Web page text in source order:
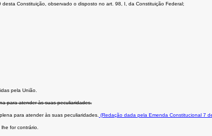
Constituição, observado o disposto no art. 98, I, da Constituição Federal;
pela União.
para atender às suas peculiaridades.
para atender às suas peculiaridades. (Redação dada pela Emenda Constitucional 7
for contrário.